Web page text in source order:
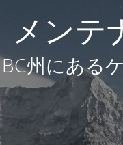
メンテ
州にある